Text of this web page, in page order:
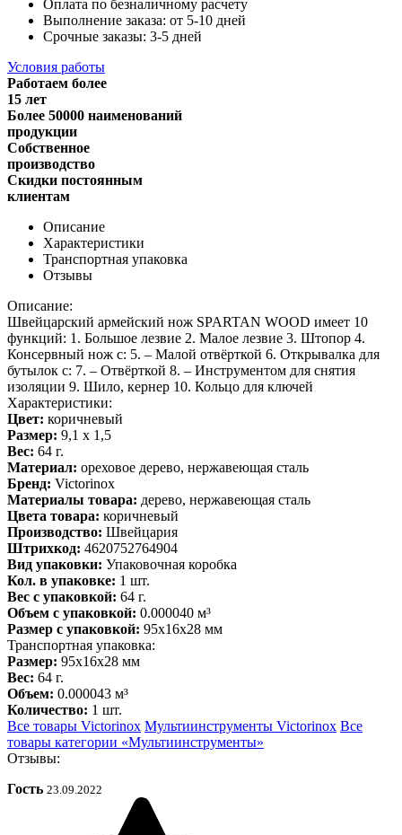
Оплата по безналичному расчету
Выполнение заказа: от 5-10 дней
Срочные заказы: 3-5 дней
Условия работы
Работаем более
15 лет
Более 50000 наименований
продукции
Собственное
производство
Скидки постоянным
клиентам
Описание
Характеристики
Транспортная упаковка
Отзывы
Описание:
Швейцарский армейский нож SPARTAN WOOD имеет 10
функций: 1. Большое лезвие 2. Малое лезвие 3. Штопор 4.
Консервный нож с: 5. – Малой отвёрткой 6. Открывалка для
бутылок с: 7. – Отвёрткой 8. – Инструментом для снятия
изоляции 9. Шило, кернер 10. Кольцо для ключей
Характеристики:
Цвет: коричневый
Размер: 9,1 х 1,5
Вес: 64 г.
Материал: ореховое дерево, нержавеющая сталь
Бренд: Victorinox
Материалы товара: дерево, нержавеющая cталь
Цвета товара: коричневый
Производство: Швейцария
Штрихкод: 4620752764904
Вид упаковки: Упаковочная коробка
Кол. в упаковке: 1 шт.
Вес с упаковкой: 64 г.
Объем с упаковкой: 0.000040 м³
Размер с упаковкой: 95x16x28 мм
Транспортная упаковка:
Размер: 95x16x28 мм
Вес: 64 г.
Объем: 0.000043 м³
Количество: 1 шт.
Все товары Victorinox Мультиинструменты Victorinox Все
товары категории «Мультиинструменты»
Отзывы:
Гость 23.09.2022